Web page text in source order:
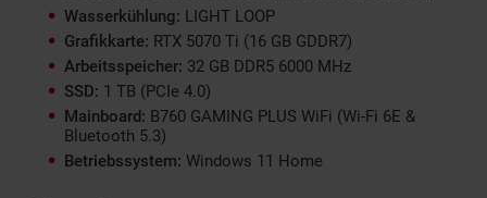
Wasserkühlung: LIGHT LOOP
Grafikkarte: RTX 5070 Ti (16 GB GDDR7)
Arbeitsspeicher: 32 GB DDR5 6000 MHz
SSD: 1 TB (PCIe 4.0)
Mainboard: B760 GAMING PLUS WiFi (Wi-Fi 6E &
Bluetooth 5.3)
Betriebssystem: Windows 11 Home